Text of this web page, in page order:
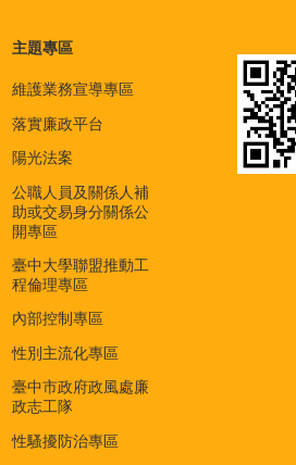
主題專區
維護業務宣導專區
落實廉政平台
陽光法案
公職人員及關係人補
助或交易身分關係公
開專區
臺中大學聯盟推動工
程倫理專區
內部控制專區
性別主流化專區
臺中市政府政風處廉
政志工隊
性騷擾防治專區